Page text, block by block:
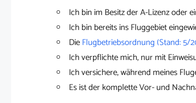
Ich bin im Besitz der A-Lizenz oder
Ich bin bereits ins Fluggebiet
DieFlugbetriebsordnung (Stand: 5/
Ich verpflichte mich, nur mit
Ich versichere, während meines
Es ist der komplette Vor- und